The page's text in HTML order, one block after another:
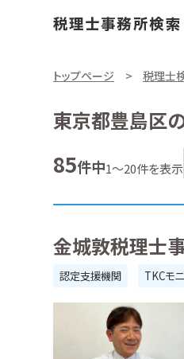
トップページ 税理士
東京都豊島区
85件中1～20件を表示
金城敦税理士
認定支援機関 TKCモ